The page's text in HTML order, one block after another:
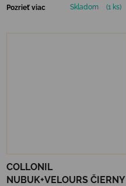
Pozrieť viac Skladom (1 ks)
COLLONIL
NUBUK+VELOURS ČIERNY